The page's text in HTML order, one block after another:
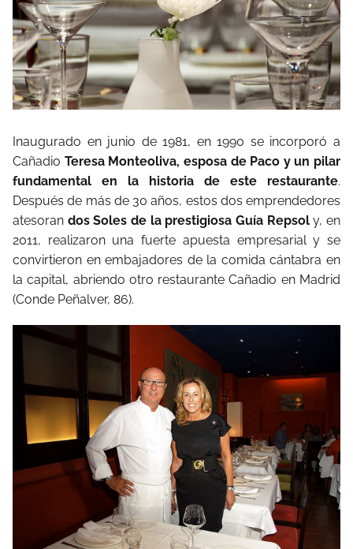
Inaugurado en junio de 1981, en 1990 se incorporó a
Cañadio Teresa Monteoliva, esposa de Paco y un pilar
fundamental en la historia de este restaurante.
Después de más de 30 años, estos dos emprendedores
atesoran dos Soles de la prestigiosa Guía Repsoly, en
2011, realizaron una fuerte apuesta empresarial y se
convirtieron en embajadores de la comida cántabra en
la capital, abriendo otro restaurante Cañadio en Madrid
(Conde Peñalver, 86).